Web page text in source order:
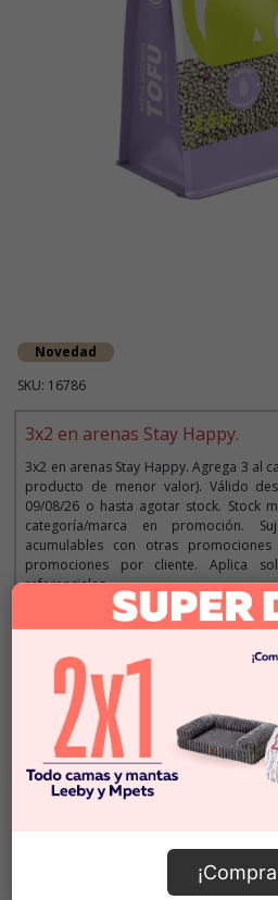
Novedad
SKU: 16786
3x2 en arenas Stay Happy.
3x2 en arenas Stay Happy. Agrega 3 al
producto de menor valor). Válido
09/08/26 o hasta agotar stock. Stock
categoría/marca en promoción.
acumulables con otras
promociones por cliente. Aplica
referenciales.
Descripción
$11.990
En Stock
Añadir al